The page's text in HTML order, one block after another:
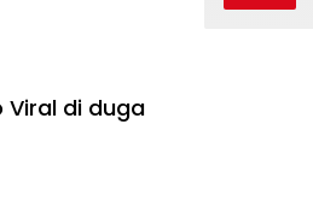
Viral di duga